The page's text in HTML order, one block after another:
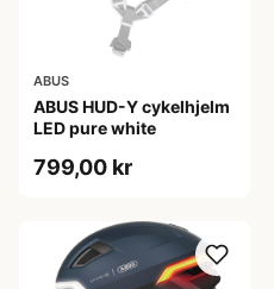
ABUS
ABUS HUD-Y cykelhjelm
LED pure white
799,00 kr